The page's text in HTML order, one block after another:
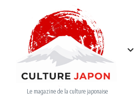
Le magazine de la culture japonaise